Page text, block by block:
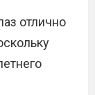
отлично